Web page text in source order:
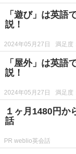
「遊び」は英語
説！
2024年05月27日 満足度
「屋外」は英語
説！
2024年05月27日 満足度
１ヶ月1480円か
話
PR weblio英会話